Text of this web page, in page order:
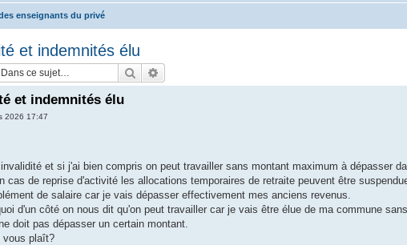
enseignants du privé
et indemnités élu
Rechercher
et indemnités élu
2026 17:47
et si j'ai bien compris on peut travailler sans montant maximum à dépasser
cas de reprise d'activité les allocations temporaires de retraite peuvent être
de salaire car je vais dépasser effectivement mes anciens revenus.
d'un côté on nous dit qu'on peut travailler car je vais être élue de ma commune
doit pas dépasser un certain montant.
vous plaît?